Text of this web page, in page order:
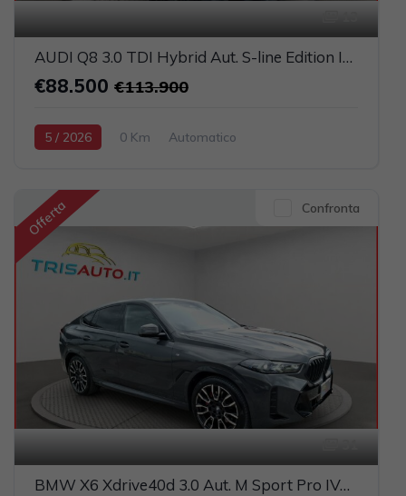
AUDI Q8 3.0 TDI Hybrid Aut. S-line Edition IVATA (TETTO PANORAMICO APRIBILE)
€88.500 €113.900
5 / 2026 0 Km
Automatico
2967cc 286CV / 210KW
Offerta Confronta
BMW X6 Xdrive40d 3.0 Aut. M Sport Pro IVATA (TETTO PANORAMICO APRIBILE)